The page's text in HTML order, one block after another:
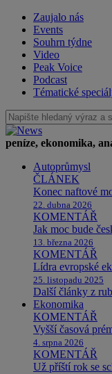
Zaujalo nás
Events
Souhrn týdne
Video
Peak Voice
Podcast
Tématické
peníze, ekonomika,
Autoprůmysl
ČLÁNEK
Konec naftové
22. dubna 2026
KOMENTÁŘ
Jak moc bude
13. března 2026
KOMENTÁŘ
Lídra evropské
25. listopadu 2025
Další články z
Ekonomika
KOMENTÁŘ
Vyšší časová
4. srpna 2026
KOMENTÁŘ
Už příští rok se